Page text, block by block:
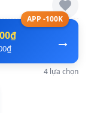
APP -100K
→
4 lựa chọn